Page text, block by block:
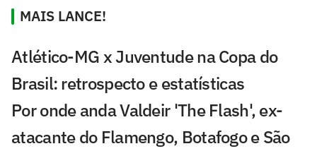
MAIS LANCE!
Atlético-MG x Juventude na Copa do
Brasil: retrospecto e estatísticas
Por onde anda Valdeir 'The Flash', ex-
atacante do Flamengo, Botafogo e São